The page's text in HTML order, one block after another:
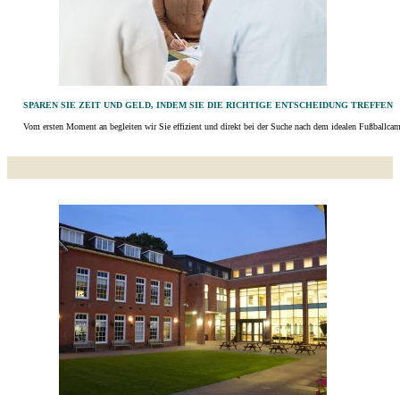
SPAREN SIE ZEIT UND GELD, INDEM SIE DIE RICHTIGE ENTSCHEIDUNG TREFFEN
Vom ersten Moment an begleiten wir Sie effizient und direkt bei der Suche nach dem idealen